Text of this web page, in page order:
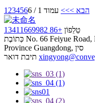
123456 הבא >>> עמוד 1 / 6
טֵלֵפוֹן +86 13411669982
כְּתוֹבֶת No. 66 Feiyue Road,
Province Guangdong, סין
תיבת דואר